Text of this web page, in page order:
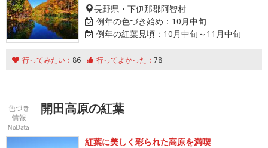
長野県・下伊那郡阿智村
例年の色づき始め： 10月中旬
例年の紅葉見頃： 10月中旬～11月中旬
行ってみたい： 86 行ってよかった： 78
開田高原の紅葉
紅葉に美しく彩られた高原を満喫